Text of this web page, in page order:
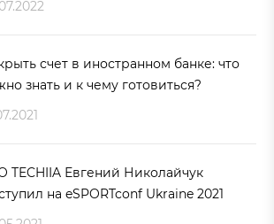
счет в иностранном банке: что
знать и к чему готовиться?
TECHIIA Евгений Николайчук
на eSPORTconf Ukraine 2021